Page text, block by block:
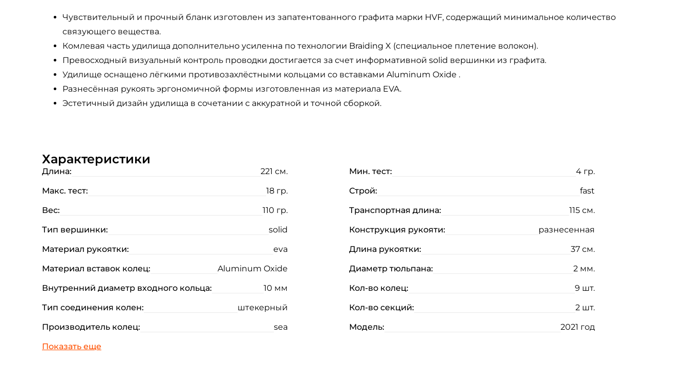
Чувствительный и прочный бланк изготовлен из запатентованного графита марки HVF, содержащий минимальное количество
связующего вещества.
Комлевая часть удилища дополнительно усиленна по технологии Braiding X (специальное плетение волокон).
Превосходный визуальный контроль проводки достигается за счет информативной solid вершинки из графита.
Удилище оснащено лёгкими противозахлёстными кольцами со вставками Aluminum Oxide .
Разнесённая рукоять эргономичной формы изготовленная из материала EVA.
Эстетичный дизайн удилища в сочетании с аккуратной и точной сборкой.
Характеристики
Длина: 221 см. Мин. тест:
4 гр.
Макс. тест:
18 гр. Строй:
fast
Вес:
110 гр. Транспортная длина:
115 см.
Тип вершинки:
solid Конструкция рукояти:
разнесенная
Материал рукоятки:
eva Длина рукоятки:
37 см.
Материал вставок колец:
Aluminum Oxide Диаметр тюльпана:
2 мм.
Внутренний диаметр входного кольца:
10 мм Кол-во колец:
9 шт.
Тип соединения колен:
штекерный Кол-во секций:
2 шт.
Производитель колец:
sea Модель: 2021 год